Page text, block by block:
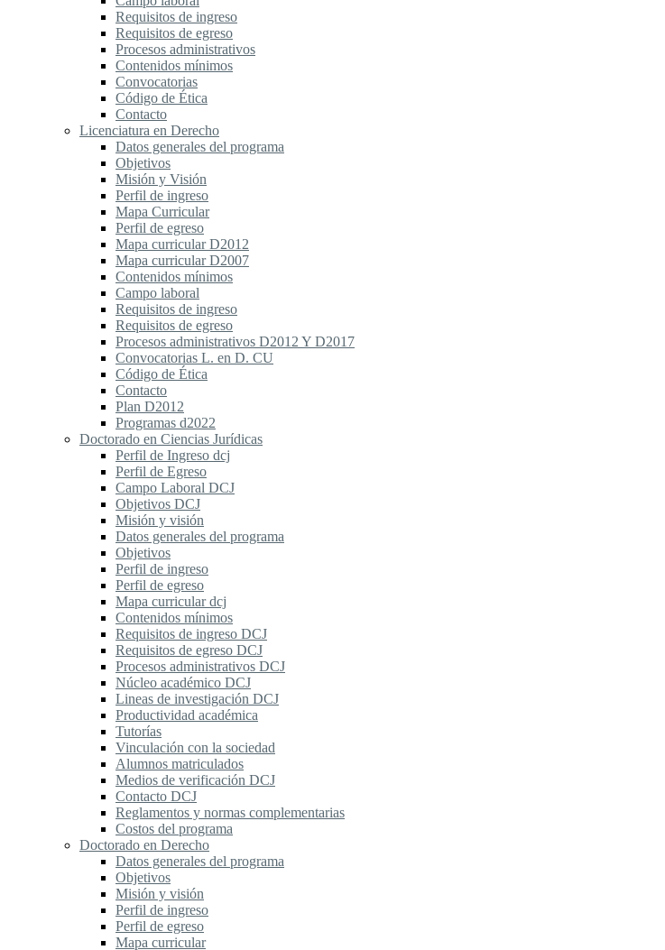
Requisitos de ingreso
Requisitos de egreso
Procesos administrativos
Contenidos mínimos
Convocatorias
Código de Ética
Contacto
Licenciatura en Derecho
Datos generales del programa
Objetivos
Misión y Visión
Perfil de ingreso
Mapa Curricular
Perfil de egreso
Mapa curricular D2012
Mapa curricular D2007
Contenidos mínimos
Campo laboral
Requisitos de ingreso
Requisitos de egreso
Procesos administrativos D2012 Y D2017
Convocatorias L. en D. CU
Código de Ética
Contacto
Plan D2012
Programas d2022
Doctorado en Ciencias Jurídicas
Perfil de Ingreso dcj
Perfil de Egreso
Campo Laboral DCJ
Objetivos DCJ
Misión y visión
Datos generales del programa
Objetivos
Perfil de ingreso
Perfil de egreso
Mapa curricular dcj
Contenidos mínimos
Requisitos de ingreso DCJ
Requisitos de egreso DCJ
Procesos administrativos DCJ
Núcleo académico DCJ
Lineas de investigación DCJ
Productividad académica
Tutorías
Vinculación con la sociedad
Alumnos matriculados
Medios de verificación DCJ
Contacto DCJ
Reglamentos y normas complementarias
Costos del programa
Doctorado en Derecho
Datos generales del programa
Objetivos
Misión y visión
Perfil de ingreso
Perfil de egreso
Mapa curricular